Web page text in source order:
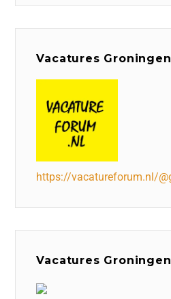
Vacatures
https://vacatureforum.nl/
Vacatures